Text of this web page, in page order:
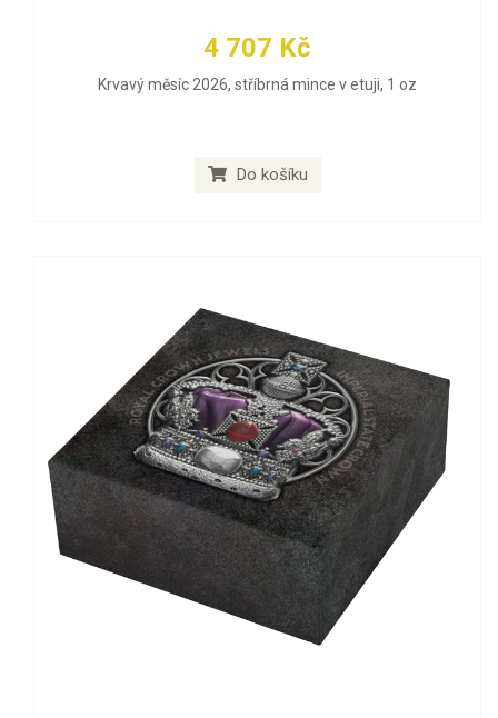
4 707 Kč
Krvavý měsíc 2026, stříbrná mince v etuji, 1 oz
Do košíku